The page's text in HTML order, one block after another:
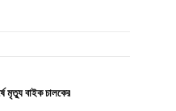
মৃত্যু বাইক চালকের